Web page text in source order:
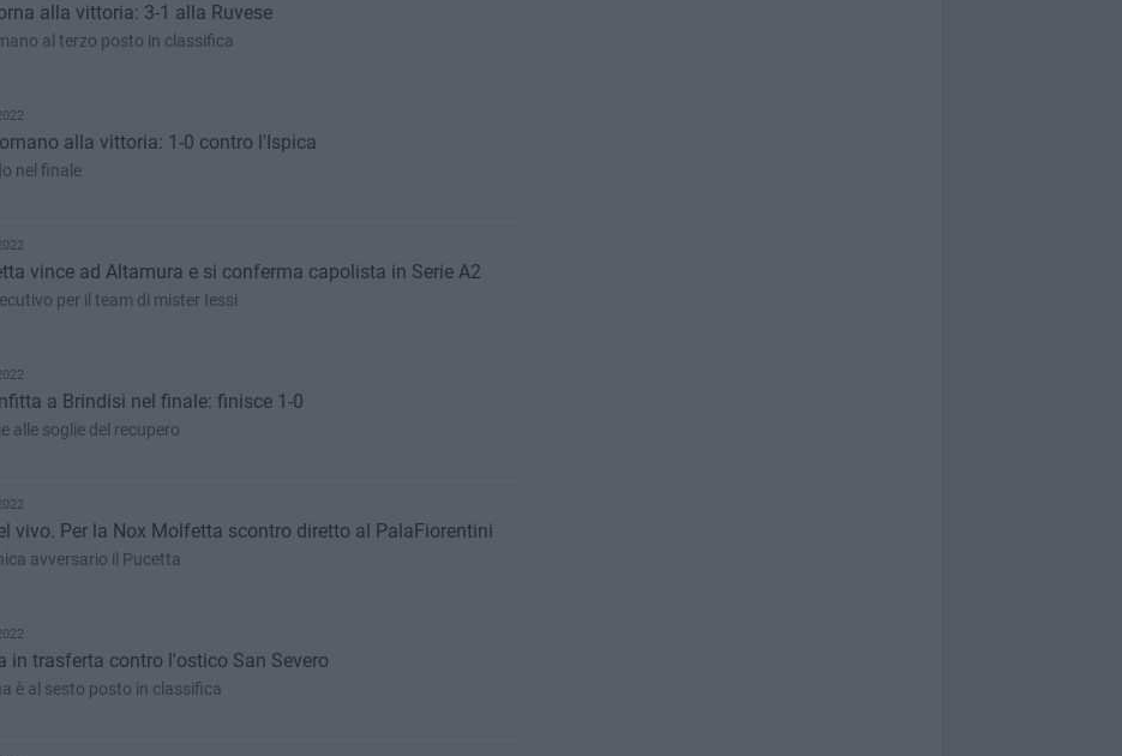
alla vittoria: 3-1 alla Ruvese
al terzo posto in classifica
alla vittoria: 1-0 contro l'Ispica
nel finale
vince ad Altamura e si conferma capolista in Serie A2
per il team di mister Iessi
a Brindisi nel finale: finisce 1-0
alle soglie del recupero
vivo. Per la Nox Molfetta scontro diretto al PalaFiorentini
avversario il Pucetta
in trasferta contro l'ostico San Severo
è al sesto posto in classifica